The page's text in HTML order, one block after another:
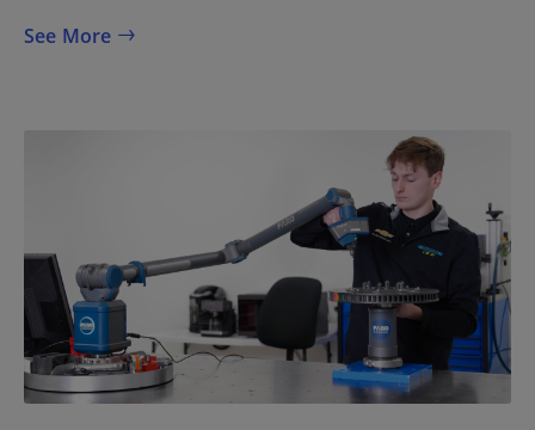
See More